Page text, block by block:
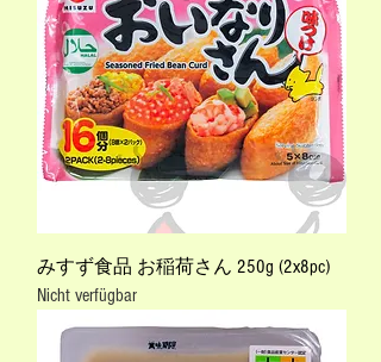
みすず食品 お稲荷さん 250g (2x8pc)
Nicht verfügbar